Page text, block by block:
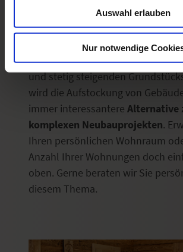
Auswahl erlauben
Nur notwendige
AUFSTOCKUNG
In Zeiten von immer knapperen
und stetig steigenden
wird die Aufstockung von
immer interessantere Alternative
komplexen Neubauprojekten.
Ihren persönlichen Wohnraum
Anzahl Ihrer Wohnungen doch
oben. Gerne beraten wir Sie
diesem Thema.